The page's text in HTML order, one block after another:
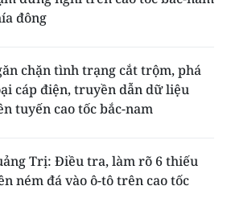
Chí Minh
đông
chặn tình trạng cắt trộm, phá
cáp điện, truyền dẫn dữ liệu
tuyến cao tốc bắc-nam
Trị: Điều tra, làm rõ 6 thiếu
ném đá vào ô-tô trên cao tốc